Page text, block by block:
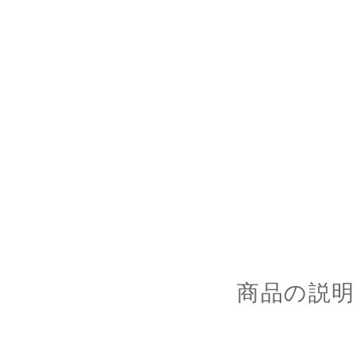
商品の説明